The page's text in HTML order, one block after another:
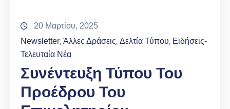
20 Μαρτίου, 2025
Newsletter Άλλες Δράσεις Δελτία Τύπου Ειδήσεις-
Τελευταία Νέα
Συνέντευξη Τύπου Του
Προέδρου Του